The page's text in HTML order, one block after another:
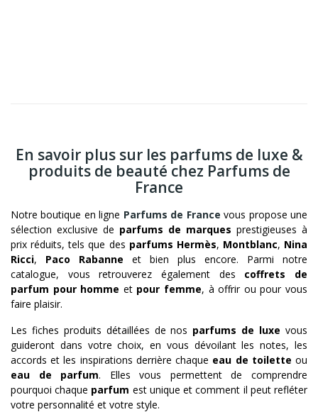
En savoir plus sur les parfums de luxe &
produits de beauté chez Parfums de
France
Notre boutique en ligne Parfums de France vous propose une
sélection exclusive de parfums de marques prestigieuses à
prix réduits, tels que des parfums Hermès, Montblanc, Nina
Ricci, Paco Rabanne et bien plus encore. Parmi notre
catalogue, vous retrouverez également des coffrets de
parfum pour homme et pour femme, à offrir ou pour vous
faire plaisir.
Les fiches produits détaillées de nos parfums de luxe vous
guideront dans votre choix, en vous dévoilant les notes, les
accords et les inspirations derrière chaque eau de toilette ou
eau de parfum. Elles vous permettent de comprendre
pourquoi chaque parfum est unique et comment il peut refléter
votre personnalité et votre style.